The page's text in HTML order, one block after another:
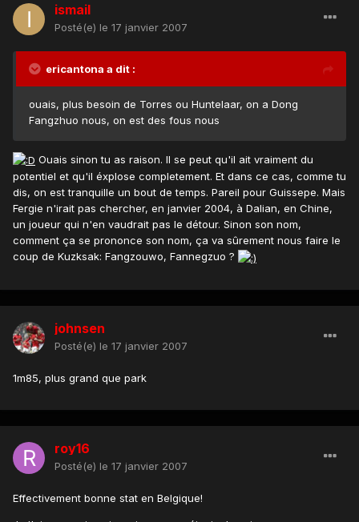
ismail
Posté(e) le 17 janvier 2007
ericantona a dit :
ouais, plus besoin de Torres ou Huntelaar, on a Dong
Fangzhuo nous, on est des fous nous
Ouais sinon tu as raison. Il se peut qu'il ait vraiment du
potentiel et qu'il éxplose completement. Et dans ce cas, comme tu
dis, on est tranquille un bout de temps. Pareil pour Guissepe. Mais
Fergie n'irait pas chercher, en janvier 2004, à Dalian, en Chine,
un joueur qui n'en vaudrait pas le détour. Sinon son nom,
comment ça se prononce son nom, ça va sûrement nous faire le
coup de Kuzksak: Fangzouwo, Fannegzuo ?
johnsen
Posté(e) le 17 janvier 2007
1m85, plus grand que park
roy16
Posté(e) le 17 janvier 2007
Effectivement bonne stat en Belgique!